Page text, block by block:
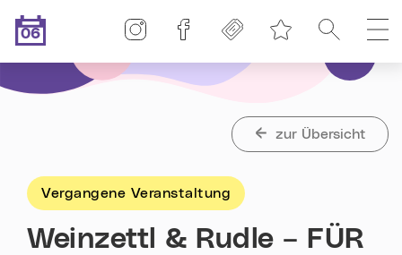
Heute ist der
06
Suche
Freikarten
Linz-Termine auf Facebook
Linz-Termine auf Instagram
zur Übersicht
Vergangene Veranstaltung
Weinzettl & Rudle – FÜR